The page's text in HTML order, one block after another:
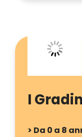
I
> Da 0 a 8